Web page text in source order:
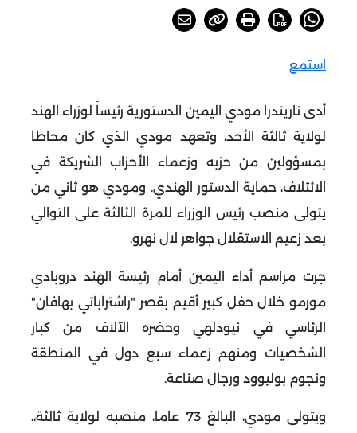
استمع
أدى ناريندرا مودي اليمين الدستورية رئيساً لوزراء الهند
لولاية ثالثة الأحد، وتعهد مودي الذي كان محاطا
بمسؤولين من حزبه وزعماء الأحزاب الشريكة في
الائتلاف، حماية الدستور الهندي. ومودي هو ثاني من
يتولى منصب رئيس الوزراء للمرة الثالثة على التوالي
بعد زعيم الاستقلال جواهر لال نهرو.
جرت مراسم أداء اليمين أمام رئيسة الهند دروبادي
مورمو خلال حفل كبير أقيم بقصر "راشتراباتي بهافان"
الرئاسي في نيودلهي وحضره الآلاف من كبار
الشخصيات ومنهم زعماء سبع دول في المنطقة
ونجوم بوليوود ورجال صناعة.
ويتولى مودي، البالغ 73 عاما، منصبه لولاية ثالثة،،